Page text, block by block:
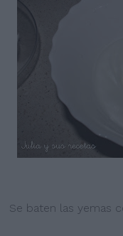
Se baten las yemas